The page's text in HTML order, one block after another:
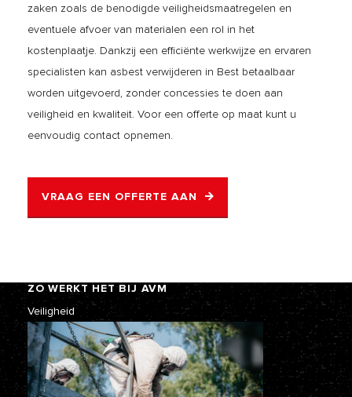
zaken zoals de benodigde veiligheidsmaatregelen en
eventuele afvoer van materialen een rol in het
kostenplaatje. Dankzij een efficiënte werkwijze en ervaren
specialisten kan asbest verwijderen in Best betaalbaar
worden uitgevoerd, zonder concessies te doen aan
veiligheid en kwaliteit. Voor een offerte op maat kunt u
eenvoudig contact opnemen.
VRAAG EEN OFFERTE AAN
ZO WERKT HET BIJ AVM
Veiligheid